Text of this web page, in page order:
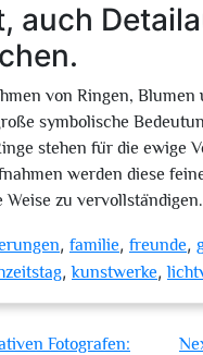
auch
von Ringen,
symbolische
stehen für die ewige
werden diese
zu vervollständigen.
, familie, freunde,
,kunstwerke,
Fotografen: